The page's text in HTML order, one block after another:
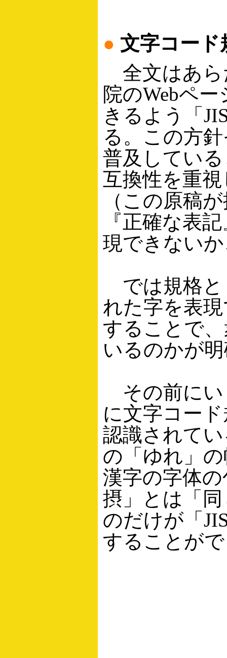
● 文字コード
全文はあら
院のWebペ
きるよう「
る。この方
普及してい
互換性を重
（この原稿
『正確な表
現できない
では規格と
れた字を表
することで
いるのかが
その前にい
に文字コー
認識されて
の「ゆれ」
漢字の字体
摂」とは「
のだけが「
することが